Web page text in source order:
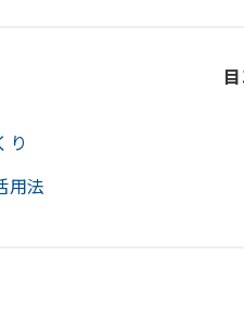
り
用法